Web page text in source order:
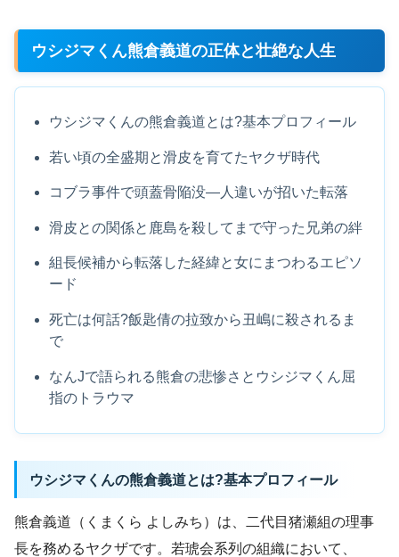
ウシジマくん熊倉義道の正体と壮絶な人生
ウシジマくんの熊倉義道とは?基本プロフィール
若い頃の全盛期と滑皮を育てたヤクザ時代
コブラ事件で頭蓋骨陥没―人違いが招いた転落
滑皮との関係と鹿島を殺してまで守った兄弟の絆
組長候補から転落した経緯と女にまつわるエピソ
ード
死亡は何話?飯匙倩の拉致から丑嶋に殺されるま
で
なんJで語られる熊倉の悲惨さとウシジマくん屈
指のトラウマ
ウシジマくんの熊倉義道とは?基本プロフィール
熊倉義道（くまくら よしみち）は、二代目猪瀬組の理事
長を務めるヤクザです。若琥会系列の組織において、